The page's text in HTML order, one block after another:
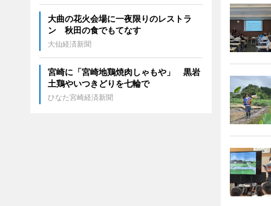
大曲の花火会場に一夜限りのレストラ
ン 秋田の食でもてなす
大仙経済新聞
宮崎に「宮崎地鶏焼肉しゃもや」 黒岩
土鶏やいつきどりを七輪で
ひなた宮崎経済新聞